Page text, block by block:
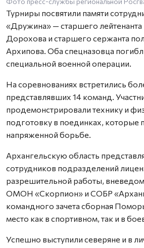
Турниры посвятили памяти
«Дружина» — старшего
Дорохова и старшего сержанта
Архипова. Оба спецназовца
специальной военной операции.
На соревнованиях встретились
представлявших 14 команд.
продемонстрировали технику и
подготовку в поединках, которые
напряженной борьбе.
Архангельскую область
сотрудников подразделений
разрешительной работы,
ОМОН «Скорпион» и СОБР
командного зачета сборная
место как в спортивном, так и в
Успешно выступили северяне и в